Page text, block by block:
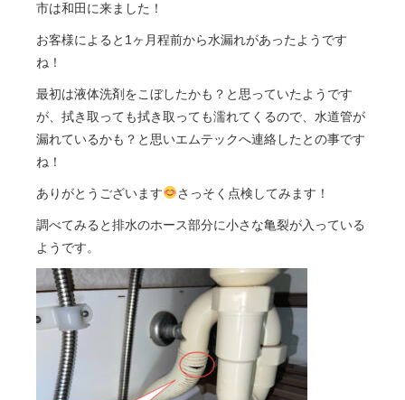
市は和田に来ました！
お客様によると1ヶ月程前から水漏れがあったようです
ね！
最初は液体洗剤をこぼしたかも？と思っていたようです
が、拭き取っても拭き取っても濡れてくるので、水道管が
漏れているかも？と思いエムテックへ連絡したとの事です
ね！
ありがとうございます さっそく点検してみます！
調べてみると排水のホース部分に小さな亀裂が入っている
ようです。